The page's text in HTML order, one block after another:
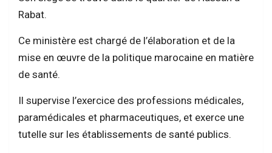
Rabat.
Ce ministère est chargé de l’élaboration et de la
mise en œuvre de la politique marocaine en matière
de santé.
Il supervise l’exercice des professions médicales,
paramédicales et pharmaceutiques, et exerce une
tutelle sur les établissements de santé publics.